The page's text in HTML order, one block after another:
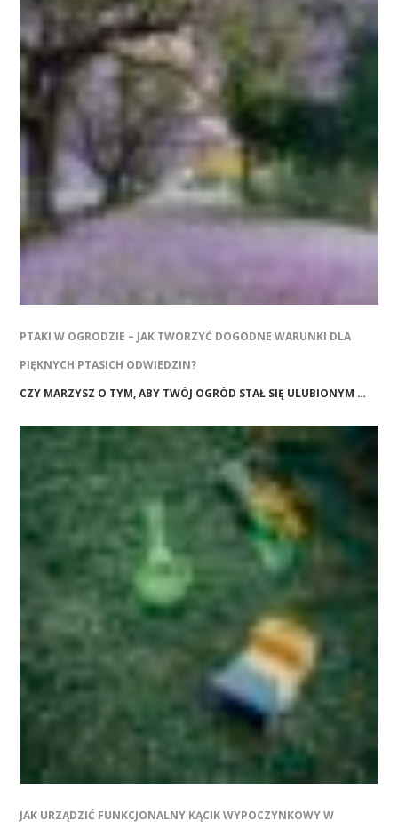
PTAKI W OGRODZIE – JAK TWORZYĆ DOGODNE WARUNKI DLA
PIĘKNYCH PTASICH ODWIEDZIN?
CZY MARZYSZ O TYM, ABY TWÓJ OGRÓD STAŁ SIĘ ULUBIONYM …
JAK URZĄDZIĆ FUNKCJONALNY KĄCIK WYPOCZYNKOWY W